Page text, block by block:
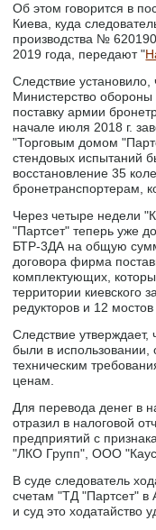
Об этом говорится в
Киева, куда
производства №
2019 года, передают "
Следствие установило,
Министерство
поставку армии
начале июля 2018 г.
"Торговым домом
стендовых испытаний
восстановление 35
бронетранспортерам,
Через четыре недели
"Партсет" теперь уже
БТР-3ДА на общую
договора фирма
комплектующих,
территории киевского
редукторов и 12
Следствие
были в использовании,
техническим
ценам.
Для перевода денег в
отразил в налоговой
предприятий с
"ЛКО Групп", ООО
В суде следователь
счетам "ТД "Партсет"
и суд это ходатайство